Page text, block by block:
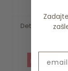
Detský batoh